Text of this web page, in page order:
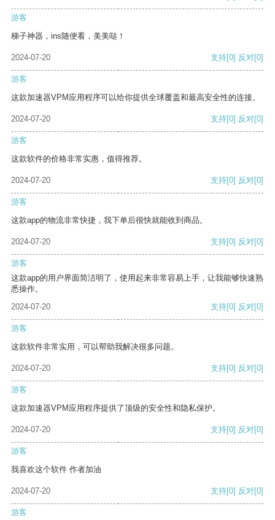
游客
梯子神器，ins随便看，美美哒！
2024-07-20 支持[0] 反对[0]
游客
这款加速器VPM应用程序可以给你提供全球覆盖和最高安全性的连接。
2024-07-20 支持[0] 反对[0]
游客
这款软件的价格非常实惠，值得推荐。
2024-07-20 支持[0] 反对[0]
游客
这款app的物流非常快捷，我下单后很快就能收到商品。
2024-07-20 支持[0] 反对[0]
游客
这款app的用户界面简洁明了，使用起来非常容易上手，让我能够快速熟
悉操作。
2024-07-20
支持[0] 反对[0]
游客
这款软件非常实用，可以帮助我解决很多问题。
2024-07-20 支持[0] 反对[0]
游客
这款加速器VPM应用程序提供了顶级的安全性和隐私保护。
2024-07-20 支持[0] 反对[0]
游客
我喜欢这个软件 作者加油
2024-07-20 支持[0] 反对[0]
游客